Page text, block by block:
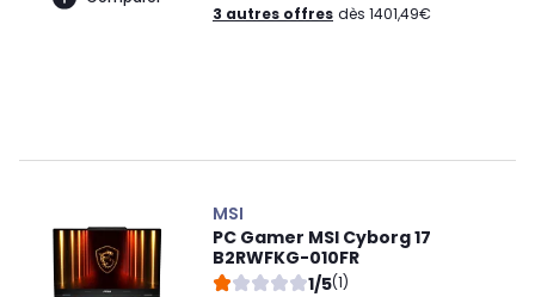
3 autres offres dès 1401,49€
MSI
PC Gamer MSI Cyborg 17
B2RWFKG-010FR
1/5(1)